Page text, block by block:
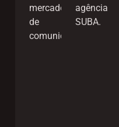
mercado
de
comunicação.
agência
SUBA.